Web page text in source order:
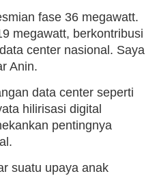
fase 36 megawatt.
megawatt, berkontribusi
center nasional. Saya
Anin.
data center seperti
hilirisasi digital
pentingnya
suatu upaya anak